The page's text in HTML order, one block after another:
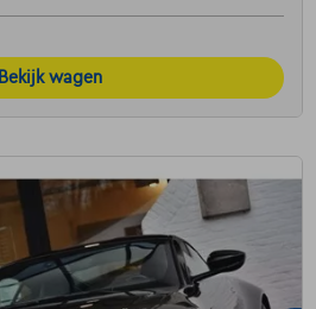
Bekijk wagen